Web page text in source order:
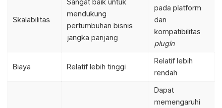
Skalabilitas
Sangat baik untuk
mendukung
pertumbuhan bisnis
jangka panjang
pada platform
dan
kompatibilitas
plugin
Biaya Relatif lebih tinggi
Relatif lebih
rendah
Dapat
memengaruhi